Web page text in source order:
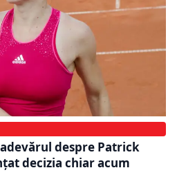
despre Patrick
decizia chiar acum